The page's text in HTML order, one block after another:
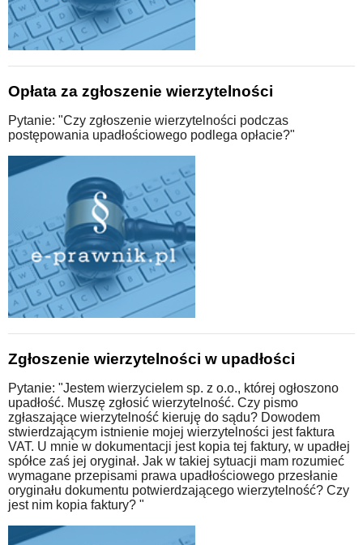
Opłata za zgłoszenie wierzytelności
Pytanie: "Czy zgłoszenie wierzytelności podczas
postępowania upadłościowego podlega opłacie?"
Zgłoszenie wierzytelności w upadłości
Pytanie: "Jestem wierzycielem sp. z o.o., której ogłoszono
upadłość. Muszę zgłosić wierzytelność. Czy pismo
zgłaszające wierzytelność kieruję do sądu? Dowodem
stwierdzającym istnienie mojej wierzytelności jest faktura
VAT. U mnie w dokumentacji jest kopia tej faktury, w upadłej
spółce zaś jej oryginał. Jak w takiej sytuacji mam rozumieć
wymagane przepisami prawa upadłościowego przesłanie
oryginału dokumentu potwierdzającego wierzytelność? Czy
jest nim kopia faktury? "